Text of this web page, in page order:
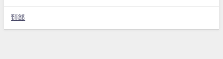
頚部